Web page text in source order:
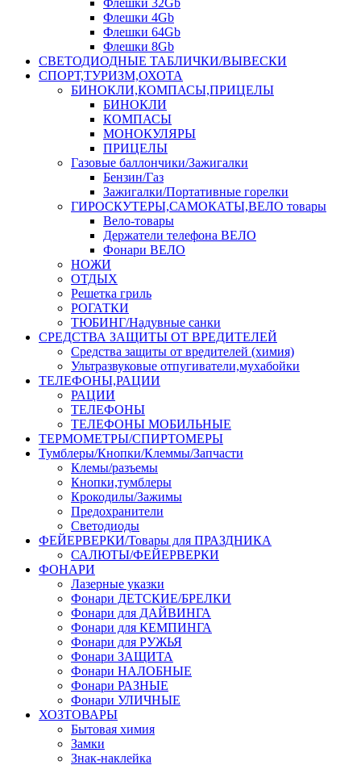
Флешки 32Gb
Флешки 4Gb
Флешки 64Gb
Флешки 8Gb
СВЕТОДИОДНЫЕ ТАБЛИЧКИ/ВЫВЕСКИ
СПОРТ,ТУРИЗМ,ОХОТА
БИНОКЛИ,КОМПАСЫ,ПРИЦЕЛЫ
БИНОКЛИ
КОМПАСЫ
МОНОКУЛЯРЫ
ПРИЦЕЛЫ
Газовые баллончики/Зажигалки
Бензин/Газ
Зажигалки/Портативные горелки
ГИРОСКУТЕРЫ,САМОКАТЫ,ВЕЛО товары
Вело-товары
Держатели телефона ВЕЛО
Фонари ВЕЛО
НОЖИ
ОТДЫХ
Решетка гриль
РОГАТКИ
ТЮБИНГ/Надувные санки
СРЕДСТВА ЗАЩИТЫ ОТ ВРЕДИТЕЛЕЙ
Средства защиты от вредителей (химия)
Ультразвуковые отпугиватели,мухабойки
ТЕЛЕФОНЫ,РАЦИИ
РАЦИИ
ТЕЛЕФОНЫ
ТЕЛЕФОНЫ МОБИЛЬНЫЕ
ТЕРМОМЕТРЫ/СПИРТОМЕРЫ
Тумблеры/Кнопки/Клеммы/Запчасти
Клемы/разъемы
Кнопки,тумблеры
Крокодилы/Зажимы
Предохранители
Светодиоды
ФЕЙЕРВЕРКИ/Товары для ПРАЗДНИКА
САЛЮТЫ/ФЕЙЕРВЕРКИ
ФОНАРИ
Лазерные указки
Фонари ДЕТСКИЕ/БРЕЛКИ
Фонари для ДАЙВИНГА
Фонари для КЕМПИНГА
Фонари для РУЖЬЯ
Фонари ЗАЩИТА
Фонари НАЛОБНЫЕ
Фонари РАЗНЫЕ
Фонари УЛИЧНЫЕ
ХОЗТОВАРЫ
Бытовая химия
Замки
Знак-наклейка